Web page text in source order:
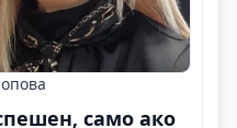
само ако